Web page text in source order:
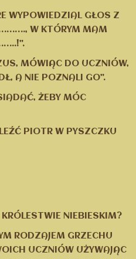
WYPOWIEDZIAL GŁOS Z
W KTÓRYM MAM
MÓWIĄC DO UCZNIÓW,
A NIE POZNALI GO”.
ŻEBY MÓC
PIOTR W PYSZCZKU
NIEBIESKIM?
RODZAJEM GRZECHU
UCZNIÓW UŻYWAJĄC